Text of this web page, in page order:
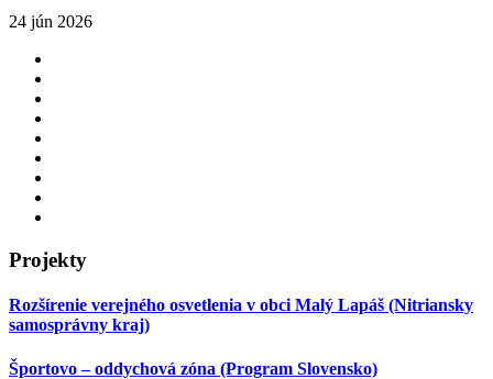
24 jún 2026
Projekty
Rozšírenie verejného osvetlenia v obci Malý Lapáš (Nitriansky
samosprávny kraj)
Športovo – oddychová zóna (Program Slovensko)